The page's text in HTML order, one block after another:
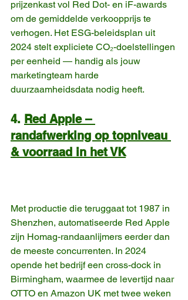
prijzenkast vol Red Dot- en iF-awards
om de gemiddelde verkoopprijs te
verhogen. Het ESG-beleidsplan uit
2024 stelt expliciete CO₂-doelstellingen
per eenheid — handig als jouw
marketingteam harde
duurzaamheidsdata nodig heeft.
4. Red Apple –
randafwerking op topniveau
& voorraad in het VK
Met productie die teruggaat tot 1987 in
Shenzhen, automatiseerde Red Apple
zijn Homag-randaanlijmers eerder dan
de meeste concurrenten. In 2024
opende het bedrijf een cross-dock in
Birmingham, waarmee de levertijd naar
OTTO en Amazon UK met twee weken